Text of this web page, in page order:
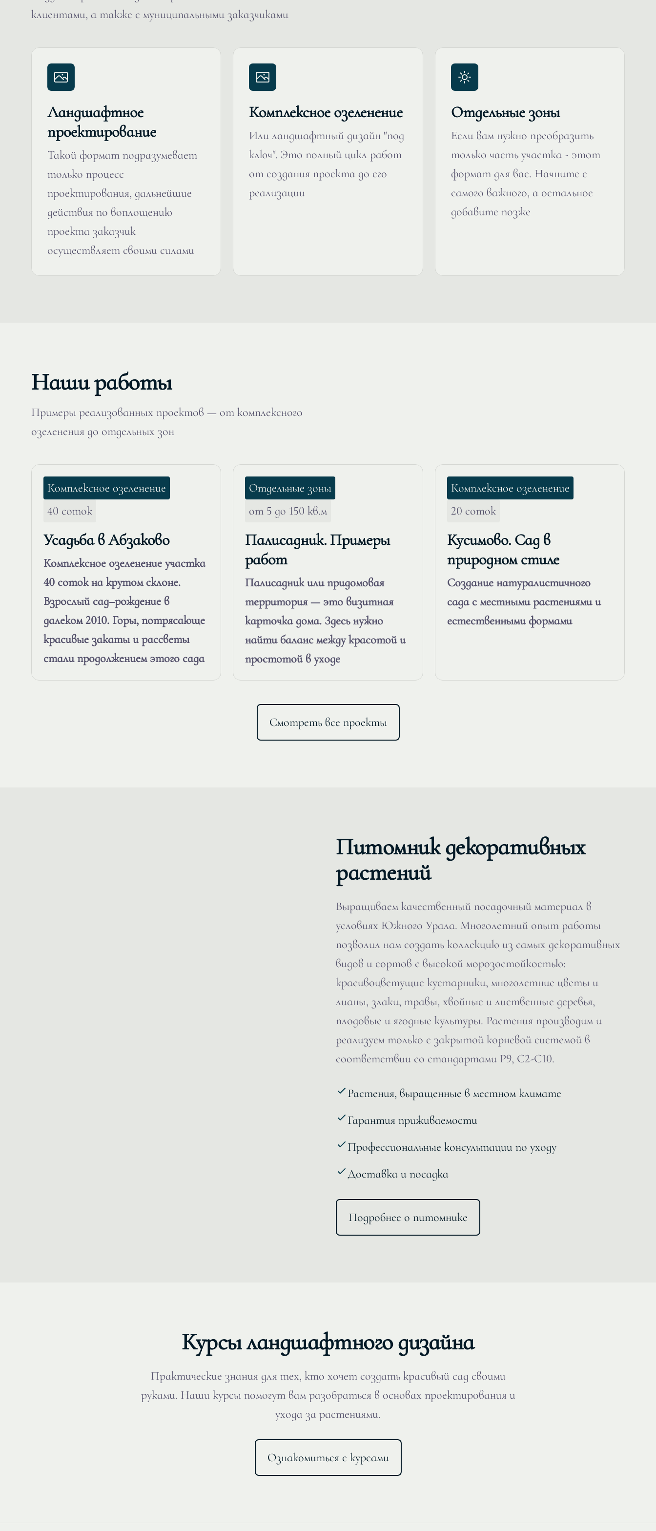
клиентами, а также с муниципальными заказчиками
Ландшафтное
проектирование
Такой формат подразумевает
только процесс
проектирования, дальнейшие
действия по воплощению
проекта заказчик
осуществляет своими силами
Комплексное озеленение
Или ландшафтный дизайн "под
ключ". Это полный цикл работ
от создания проекта до его
реализации
Отдельные зоны
Если вам нужно преобразить
только часть участка - этот
формат для вас. Начните с
самого важного, а остальное
добавите позже
Наши работы
Примеры реализованных проектов — от комплексного
озеленения до отдельных зон
Комплексное озеленение
40 соток
Усадьба в Абзаково
Комплексное озеленение участка
40 соток на крутом склоне.
Взрослый сад–рождение в
далеком 2010. Горы, потрясающе
красивые закаты и рассветы
стали продолжением этого сада
Отдельные зоны
от 5 до 150 кв.м
Палисадник. Примеры
работ
Палисадник или придомовая
территория — это визитная
карточка дома. Здесь нужно
найти баланс между красотой и
простотой в уходе
Комплексное озеленение
20 соток
Кусимово. Сад в
природном стиле
Создание натуралистичного
сада с местными растениями и
естественными формами
Смотреть все проекты
Питомник декоративных
растений
Выращиваем качественный посадочный материал в
условиях Южного Урала. Многолетний опыт работы
позволил нам создать коллекцию из самых декоративных
видов и сортов с высокой морозостойкостью:
красивоцветущие кустарники, многолетние цветы и
лианы, злаки, травы, хвойные и лиственные деревья,
плодовые и ягодные культуры. Растения производим и
реализуем только с закрытой корневой системой в
соответствии со стандартами Р9, С2-С10.
Растения, выращенные в местном климате
Гарантия приживаемости
Профессиональные консультации по уходу
Доставка и посадка
Подробнее о питомнике
Курсы ландшафтного дизайна
Практические знания для тех, кто хочет создать красивый сад своими
руками. Наши курсы помогут вам разобраться в основах проектирования и
ухода за растениями.
Ознакомиться с курсами